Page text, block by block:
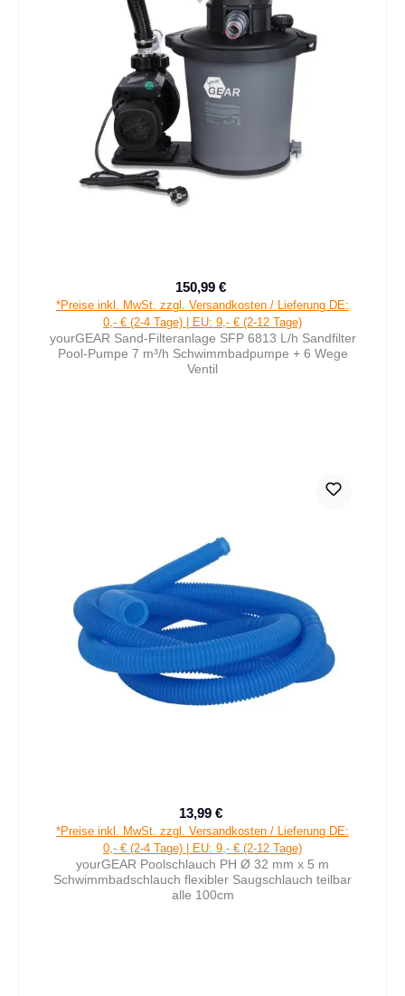
Verkaufspreis:
150,99 €
*Preise inkl. MwSt. zzgl. Versandkosten / Lieferung DE:
0,- € (2-4 Tage) | EU: 9,- € (2-12 Tage)
yourGEAR Sand-Filteranlage SFP 6813 L/h Sandfilter
Pool-Pumpe 7 m³/h Schwimmbadpumpe + 6 Wege
Ventil
Verkaufspreis:
13,99 €
*Preise inkl. MwSt. zzgl. Versandkosten / Lieferung DE:
0,- € (2-4 Tage) | EU: 9,- € (2-12 Tage)
yourGEAR Poolschlauch PH Ø 32 mm x 5 m
Schwimmbadschlauch flexibler Saugschlauch teilbar
alle 100cm